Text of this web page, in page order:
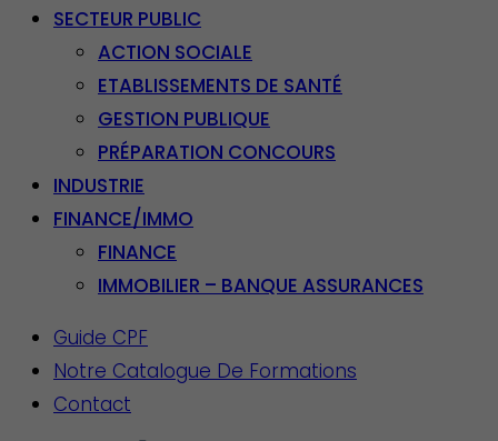
SECTEUR PUBLIC
ACTION SOCIALE
ETABLISSEMENTS DE SANTÉ
GESTION PUBLIQUE
PRÉPARATION CONCOURS
INDUSTRIE
FINANCE/IMMO
FINANCE
IMMOBILIER – BANQUE ASSURANCES
Guide CPF
Notre Catalogue De Formations
Contact